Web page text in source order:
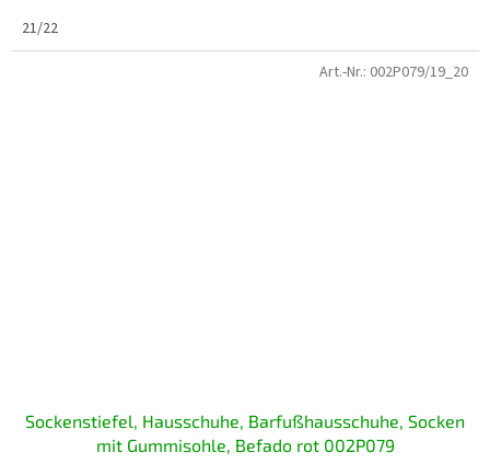
21/22
Sockenstiefel, Hausschuhe, Barfußhausschuhe, Socken
mit Gummisohle, Befado rot 002P079
Art.-Nr.: 002P079/19_20